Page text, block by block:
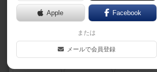
ストーリー 猫好きの大富豪がネコ科だけの動物園
を作ることにしました。 早速、動物園建築士を雇
が、 金に物を言わせて何人も集めてしまっ...
未登録
こっち屋（Kocchiya）
Apple Facebook
または
メールで会員登録